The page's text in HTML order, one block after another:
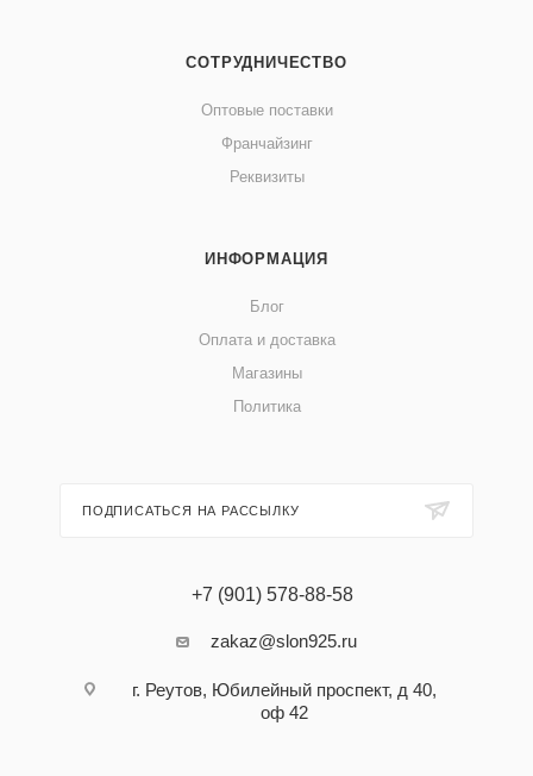
СОТРУДНИЧЕСТВО
Оптовые поставки
Франчайзинг
Реквизиты
ИНФОРМАЦИЯ
Блог
Оплата и доставка
Магазины
Политика
ПОДПИСАТЬСЯ НА РАССЫЛКУ
+7 (901) 578-88-58
zakaz@slon925.ru
г. Реутов, Юбилейный проспект, д 40,
оф 42